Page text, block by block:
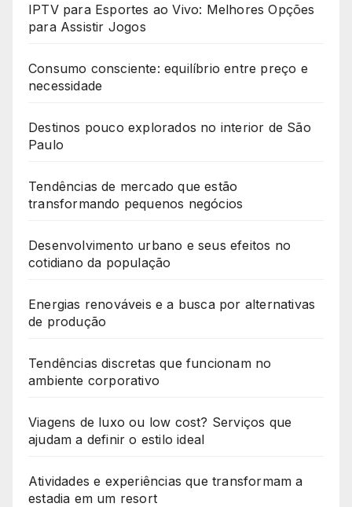
IPTV para Esportes ao Vivo: Melhores Opções
para Assistir Jogos
Consumo consciente: equilíbrio entre preço e
necessidade
Destinos pouco explorados no interior de São
Paulo
Tendências de mercado que estão
transformando pequenos negócios
Desenvolvimento urbano e seus efeitos no
cotidiano da população
Energias renováveis e a busca por alternativas
de produção
Tendências discretas que funcionam no
ambiente corporativo
Viagens de luxo ou low cost? Serviços que
ajudam a definir o estilo ideal
Atividades e experiências que transformam a
estadia em um resort